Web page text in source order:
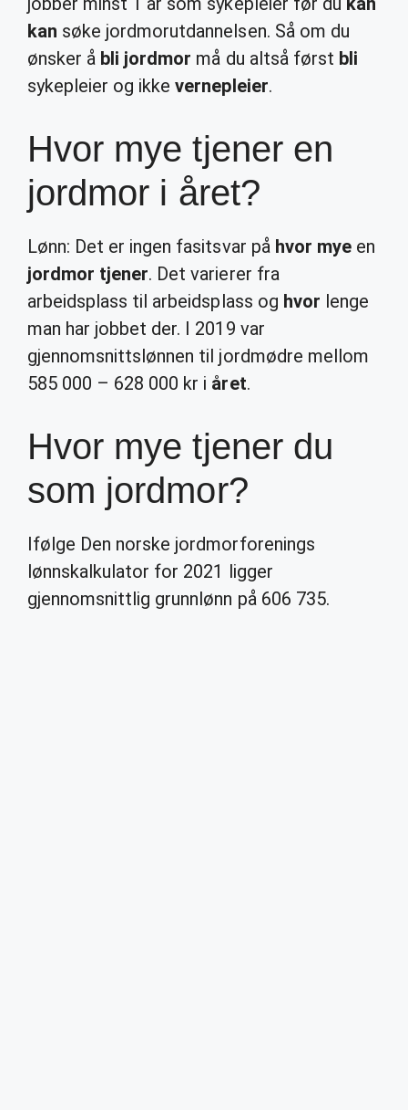
kan søke jordmorutdannelsen. Så om du
ønsker å bli jordmor må du altså først bli
sykepleier og ikkevernepleier.
Hvor mye tjener en
jordmor i året?
Lønn: Det er ingen fasitsvar på hvor myeen
jordmor tjener. Det varierer fra
arbeidsplass til arbeidsplass og hvor lenge
man har jobbet der. I 2019 var
gjennomsnittslønnen til jordmødre mellom
585 000 – 628 000 kr i året.
Hvor mye tjener du
som jordmor?
Ifølge Den norske jordmorforenings
lønnskalkulator for 2021 ligger
gjennomsnittlig grunnlønn på 606 735.